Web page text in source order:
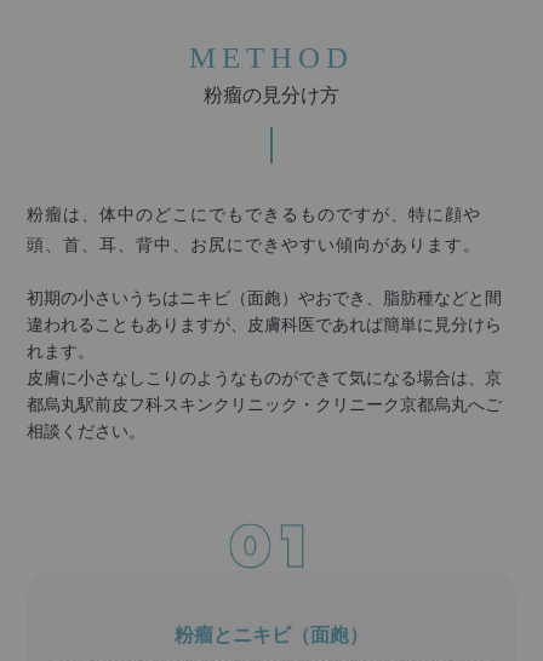
METHOD
粉瘤の見分け方
粉瘤は、体中のどこにでもできるものですが、特に顔や
頭、首、耳、背中、お尻にできやすい傾向があります。
初期の小さいうちはニキビ（面皰）やおでき、脂肪種などと間
違われることもありますが、皮膚科医であれば簡単に見分けら
れます。
皮膚に小さなしこりのようなものができて気になる場合は、京
都烏丸駅前皮フ科スキンクリニック・クリニーク京都烏丸へご
相談ください。
粉瘤とニキビ（面皰）